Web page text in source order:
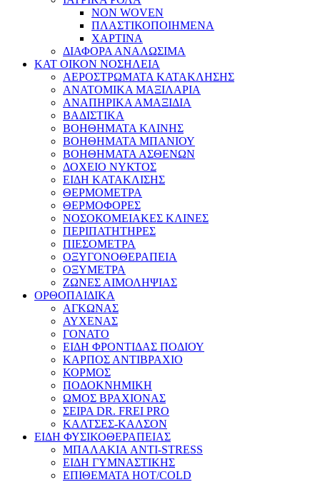
NON WOVEN
ΠΛΑΣΤΙΚΟΠΟΙΗΜΕΝΑ
ΧΑΡΤΙΝΑ
ΔΙΑΦΟΡΑ ΑΝΑΛΩΣΙΜΑ
ΚΑΤ ΟΙΚΟΝ ΝΟΣΗΛΕΙΑ
ΑΕΡΟΣΤΡΩΜΑΤΑ ΚΑΤΑΚΛΗΣΗΣ
ΑΝΑΤΟΜΙΚΑ ΜΑΞΙΛΑΡΙΑ
ΑΝΑΠΗΡΙΚΑ ΑΜΑΞΙΔΙΑ
ΒΑΔΙΣΤΙΚΑ
ΒΟΗΘΗΜΑΤΑ ΚΛΙΝΗΣ
ΒΟΗΘΗΜΑΤΑ ΜΠΑΝΙΟΥ
ΒΟΗΘΗΜΑΤΑ ΑΣΘΕΝΩΝ
ΔΟΧΕΙΟ ΝΥΚΤΟΣ
ΕΙΔΗ ΚΑΤΑΚΛΙΣΗΣ
ΘΕΡΜΟΜΕΤΡΑ
ΘΕΡΜΟΦΟΡΕΣ
ΝΟΣΟΚΟΜΕΙΑΚΕΣ ΚΛΙΝΕΣ
ΠΕΡΙΠΑΤΗΤΗΡΕΣ
ΠΙΕΣΟΜΕΤΡΑ
ΟΞΥΓΟΝΟΘΕΡΑΠΕΙΑ
ΟΞΥΜΕΤΡΑ
ΖΩΝΕΣ ΑΙΜΟΛΗΨΙΑΣ
ΟΡΘΟΠΑΙΔΙΚΑ
ΑΓΚΩΝΑΣ
ΑΥΧΕΝΑΣ
ΓΟΝΑΤΟ
ΕΙΔΗ ΦΡΟΝΤΙΔΑΣ ΠΟΔΙΟΥ
ΚΑΡΠΟΣ ΑΝΤΙΒΡΑΧΙΟ
ΚΟΡΜΟΣ
ΠΟΔΟΚΝΗΜΙΚΗ
ΩΜΟΣ ΒΡΑΧΙΟΝΑΣ
ΣΕΙΡΑ DR. FREI PRO
ΚΑΛΤΣΕΣ-ΚΑΛΣΟΝ
ΕΙΔΗ ΦΥΣΙΚΟΘΕΡΑΠΕΙΑΣ
ΜΠΑΛΑΚΙΑ ANTI-STRESS
ΕΙΔΗ ΓΥΜΝΑΣΤΙΚΗΣ
ΕΠΙΘΕΜΑΤΑ HOT/COLD